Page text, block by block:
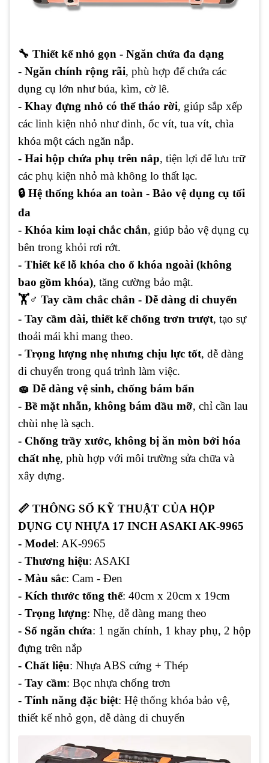
🔧 Thiết kế nhỏ gọn - Ngăn chứa đa dạng
- Ngăn chính rộng rãi, phù hợp để chứa các
dụng cụ lớn như búa, kìm, cờ lê.
- Khay đựng nhỏ có thể tháo rời, giúp sắp xếp
các linh kiện nhỏ như đinh, ốc vít, tua vít, chìa
khóa một cách ngăn nắp.
- Hai hộp chứa phụ trên nắp, tiện lợi để lưu trữ
các phụ kiện nhỏ mà không lo thất lạc.
🔒 Hệ thống khóa an toàn - Bảo vệ dụng cụ tối
đa
- Khóa kim loại chắc chắn, giúp bảo vệ dụng cụ
bên trong khỏi rơi rớt.
- Thiết kế lỗ khóa cho ổ khóa ngoài (không
bao gồm khóa), tăng cường bảo mật.
🏋️‍♂️ Tay cầm chắc chắn - Dễ dàng di chuyển
- Tay cầm dài, thiết kế chống trơn trượt, tạo sự
thoải mái khi mang theo.
- Trọng lượng nhẹ nhưng chịu lực tốt, dễ dàng
di chuyển trong quá trình làm việc.
🧽 Dễ dàng vệ sinh, chống bám bẩn
- Bề mặt nhẵn, không bám dầu mỡ, chỉ cần lau
chùi nhẹ là sạch.
- Chống trầy xước, không bị ăn mòn bởi hóa
chất nhẹ, phù hợp với môi trường sửa chữa và
xây dựng.
📏 THÔNG SỐ KỸ THUẬT CỦA HỘP
DỤNG CỤ NHỰA 17 INCH ASAKI AK-9965
- Model: AK-9965
- Thương hiệu: ASAKI
- Màu sắc: Cam - Đen
- Kích thước tổng thể: 40cm x 20cm x 19cm
- Trọng lượng: Nhẹ, dễ dàng mang theo
- Số ngăn chứa: 1 ngăn chính, 1 khay phụ, 2 hộp
đựng trên nắp
- Chất liệu: Nhựa ABS cứng + Thép
- Tay cầm: Bọc nhựa chống trơn
- Tính năng đặc biệt: Hệ thống khóa bảo vệ,
thiết kế nhỏ gọn, dễ dàng di chuyển